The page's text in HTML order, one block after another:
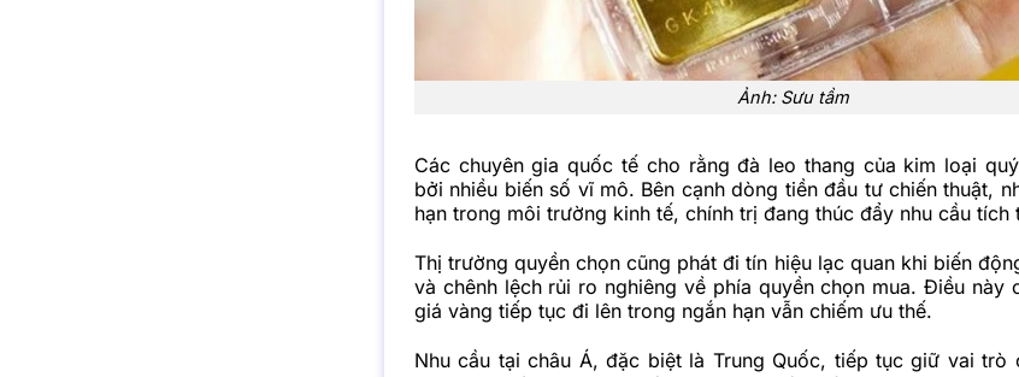
Ảnh: Sưu tầm
Các chuyên gia quốc tế cho rằng đà leo thang của kim loại
bởi nhiều biến số vĩ mô. Bên cạnh dòng tiền đầu tư chiến thuật,
hạn trong môi trường kinh tế, chính trị đang thúc đẩy nhu cầu tích
Thị trường quyền chọn cũng phát đi tín hiệu lạc quan khi biến
và chênh lệch rủi ro nghiêng về phía quyền chọn mua. Điều này
giá vàng tiếp tục đi lên trong ngắn hạn vẫn chiếm ưu thế.
Nhu cầu tại châu Á, đặc biệt là Trung Quốc, tiếp tục giữ vai trò